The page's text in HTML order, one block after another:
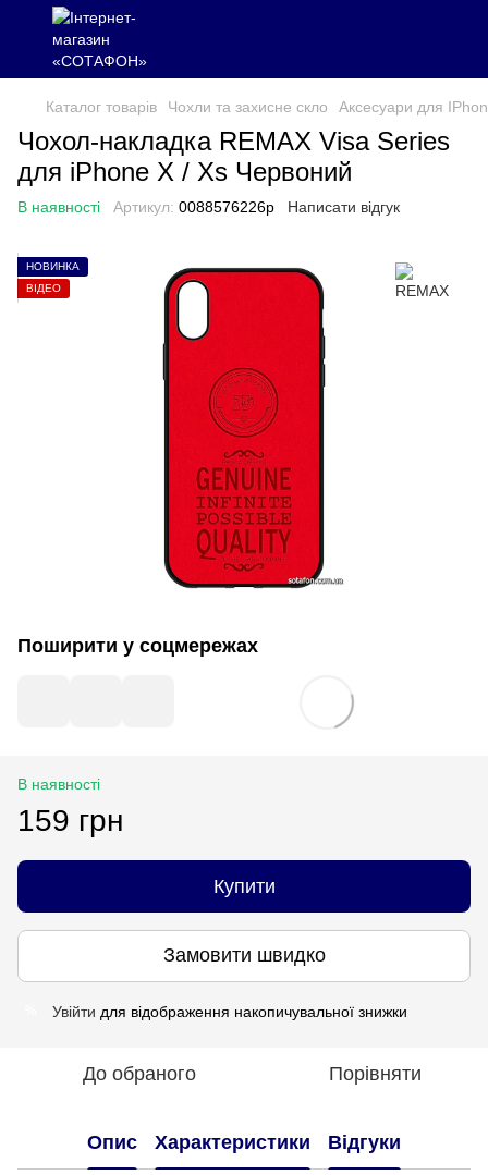
Каталог товарів Чохли та захисне скло Аксесуари для
Чохол-накладка REMAX Visa Series
для iPhone X / Xs Червоний
В наявності Артикул: 0088576226p Написати відгук
НОВИНКА
ВІДЕО
Поширити у соцмережах
В наявності
159 грн
Купити
Замовити швидко
Увійти для відображення накопичувальної знижки
До обраного Порівняти
Опис Характеристики Відгуки